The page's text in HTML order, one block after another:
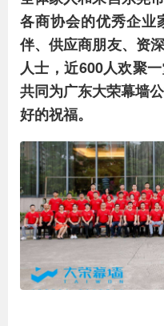
各商协会的优秀企业
伴、供应商朋友、资
人士，近600人欢聚
共同为广东大荣幕墙
好的祝福。